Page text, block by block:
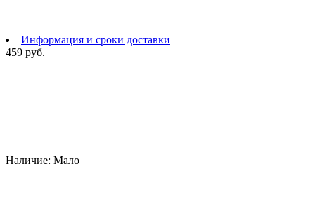
Информация и сроки доставки
459 руб.
Наличие: Мало